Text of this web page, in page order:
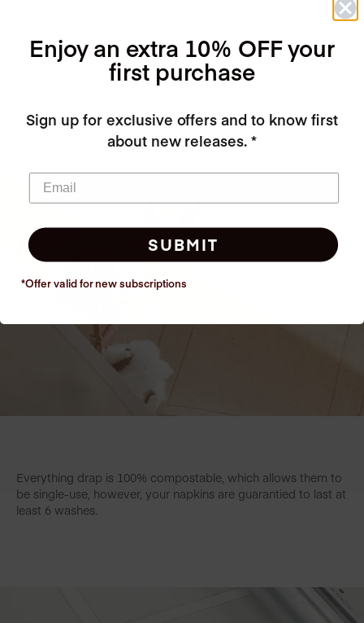
Our dedication to sustainability begins in the cotton field and
flows to our factory in Barcelona, Spain, where our goods are
Everything drap is 100% compostable, which allows them to
be single-use, however, your napkins are guarantied to last at
least 6 washes.
Enjoy an extra 10% OFF your
first purchase
Sign up for exclusive offers and to know first
about new releases. *
SUBMIT
*Offer valid for newsubscriptions